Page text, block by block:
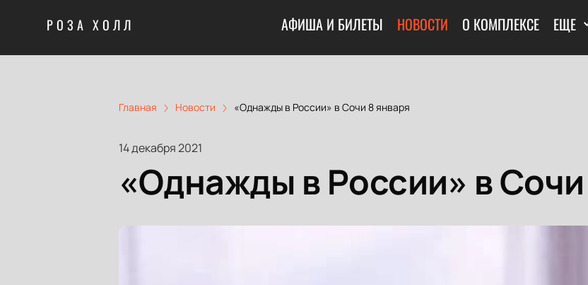
РОЗА ХОЛЛ АФИША И БИЛЕТЫ НОВОСТИ О КОМПЛЕКСЕ ЕЩЕ
Главная Новости «Однажды в России» в Сочи 8 января
14 декабря 2021
«Однажды в России» в